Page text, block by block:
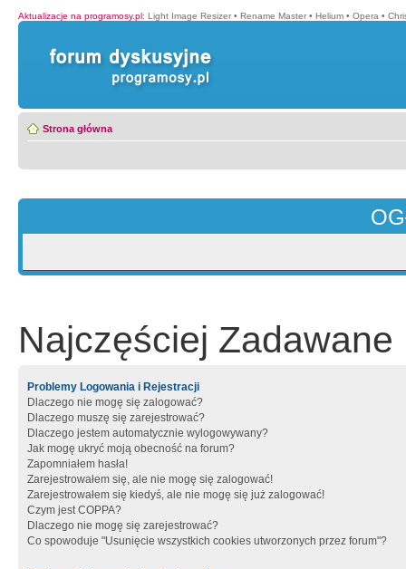
Aktualizacje na programosy.pl: Light Image Resizer • Rename Master • Helium • Opera •
Strona główna
Najczęściej Zadawane
Problemy Logowania i Rejestracji
Dlaczego nie mogę się zalogować?
Dlaczego muszę się zarejestrować?
Dlaczego jestem automatycznie wylogowywany?
Jak mogę ukryć moją obecność na forum?
Zapomniałem hasła!
Zarejestrowałem się, ale nie mogę się zalogować!
Zarejestrowałem się kiedyś, ale nie mogę się już zalogować!
Czym jest COPPA?
Dlaczego nie mogę się zarejestrować?
Co spowoduje "Usunięcie wszystkich cookies utworzonych przez forum"?